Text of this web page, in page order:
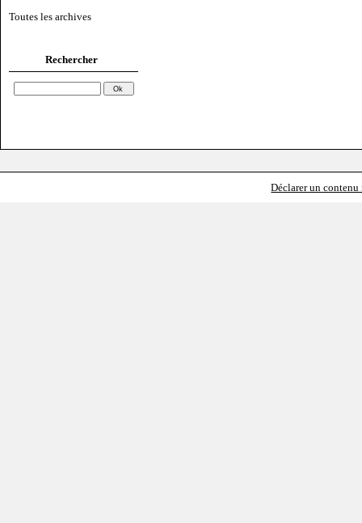
Toutes les archives
Rechercher
Déclarer un